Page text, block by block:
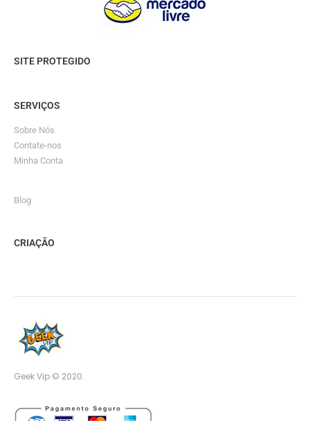
SITE PROTEGIDO
SERVIÇOS
Sobre Nós
Contate-nos
Minha Conta
Blog
CRIAÇÃO
Geek Vip © 2020.